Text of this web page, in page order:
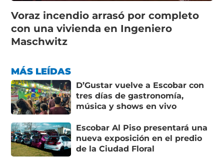
Voraz incendio arrasó por completo
con una vivienda en Ingeniero
Maschwitz
MÁS LEÍDAS
D’Gustar vuelve a Escobar con
tres días de gastronomía,
música y shows en vivo
Escobar Al Piso presentará una
nueva exposición en el predio
de la Ciudad Floral